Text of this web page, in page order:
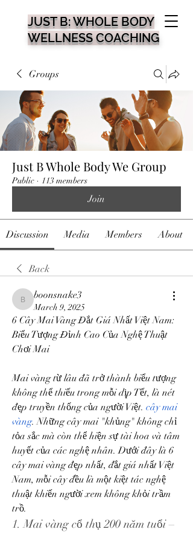
JUST B: WHOLE BODY
WELLNESS COACHING
Groups
Just B Whole Body We Group
Public · 113 members
Join
Discussion Media Members About
Back
boonsnake3
boonsnake3
March 9, 2025
6 Cây Mai Vàng Đắt Giá Nhất Việt Nam:
Biểu Tượng Đỉnh Cao Của Nghệ Thuật
Chơi Mai
Mai vàng từ lâu đã trở thành biểu tượng
không thể thiếu trong mỗi dịp Tết, là nét
đẹp truyền thống của người Việt. cây mai
vàng. Những cây mai "khủng" không chỉ
tỏa sắc mà còn thể hiện sự tài hoa và tâm
huyết của các nghệ nhân. Dưới đây là 6
cây mai vàng đẹp nhất, đắt giá nhất Việt
Nam, mỗi cây đều là một kiệt tác nghệ
thuật khiến người xem không khỏi trầm
trồ.
1. Mai vàng cổ thụ 200 năm tuổi –